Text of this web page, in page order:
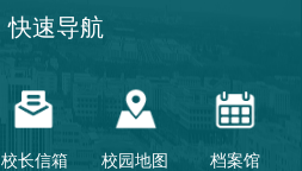
快速导航
校长信箱 校园地图 档案馆